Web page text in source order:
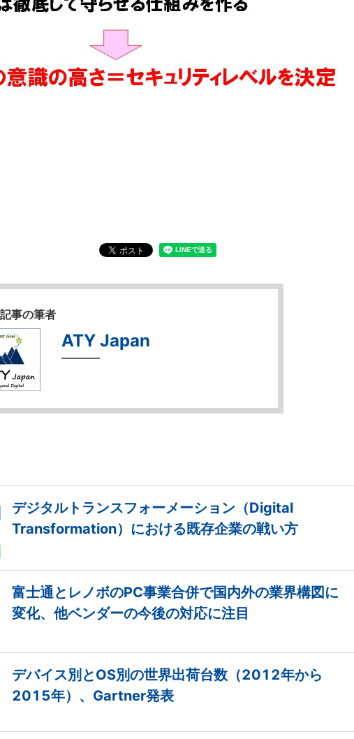
事の筆者
ATY Japan
デジタルトランスフォーメーション（Digital
Transformation）における既存企業の戦い方
富士通とレノボのPC事業合併で国内外の業界構図に
変化、他ベンダーの今後の対応に注目
デバイス別とOS別の世界出荷台数（2012年から
2015年）、Gartner発表